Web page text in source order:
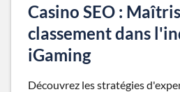
Casino SEO :
classement dans
iGaming
Découvrez les stratégies